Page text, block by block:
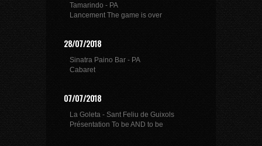
Tamarindo - PA
Lancement The game is over
28/07/2018
Sinatra Paino Bar - PA
Cabaret
07/07/2018
La Goleta - Sant Feliu de Guixols
Présentation To be AND to be